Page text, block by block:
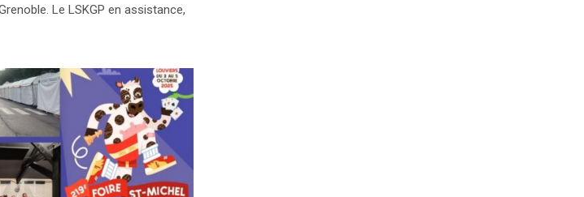
Le LSKGP en assistance,